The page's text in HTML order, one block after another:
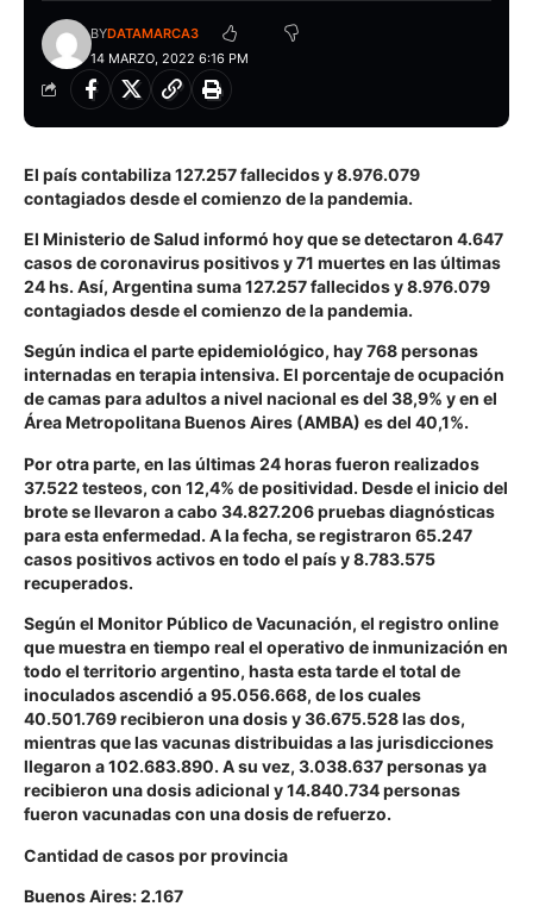
14 MARZO, 2022 6:16 PM
BYDATAMARCA3
El país contabiliza 127.257 fallecidos y 8.976.079
contagiados desde el comienzo de la pandemia.
El Ministerio de Salud informó hoy que se detectaron 4.647
casos de coronavirus positivos y 71 muertes en las últimas
24 hs. Así, Argentina suma 127.257 fallecidos y 8.976.079
contagiados desde el comienzo de la pandemia.
Según indica el parte epidemiológico, hay 768 personas
internadas en terapia intensiva. El porcentaje de ocupación
de camas para adultos a nivel nacional es del 38,9% y en el
Área Metropolitana Buenos Aires (AMBA) es del 40,1%.
Por otra parte, en las últimas 24 horas fueron realizados
37.522 testeos, con 12,4% de positividad. Desde el inicio del
brote se llevaron a cabo 34.827.206 pruebas diagnósticas
para esta enfermedad. A la fecha, se registraron 65.247
casos positivos activos en todo el país y 8.783.575
recuperados.
Según el Monitor Público de Vacunación, el registro online
que muestra en tiempo real el operativo de inmunización en
todo el territorio argentino, hasta esta tarde el total de
inoculados ascendió a 95.056.668, de los cuales
40.501.769 recibieron una dosis y 36.675.528 las dos,
mientras que las vacunas distribuidas a las jurisdicciones
llegaron a 102.683.890. A su vez, 3.038.637 personas ya
recibieron una dosis adicional y 14.840.734 personas
fueron vacunadas con una dosis de refuerzo.
Cantidad de casos por provincia
Buenos Aires: 2.167